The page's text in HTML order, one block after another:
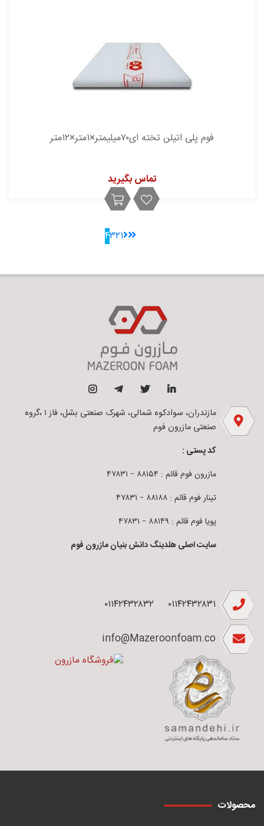
فوم پلی اتیلن تخته ای۷۰میلیمتر×۱متر×۱۲متر
تماس بگیرید
۱۲۳۴
مازندران، سوادکوه شمالی، شهرک صنعتی بشل، فاز ۱ ،گروه
صنعتی مازرون فوم
کد پستی :
مازرون فوم قائم : ۸۸۱۵۴ – ۴۷۸۳۱
تینار فوم قائم : ۸۸۱۸۸ – ۴۷۸۳۱
پویا فوم قائم : ۸۸۱۴۹ – ۴۷۸۳۱
سایت اصلی هلدینگ دانش بنیان مازرون فوم
۰۱۱۴۲۴۳۲۸۳۱ ۰۱۱۴۲۴۳۲۸۳۲
info@Mazeroonfoam.co
محصولات